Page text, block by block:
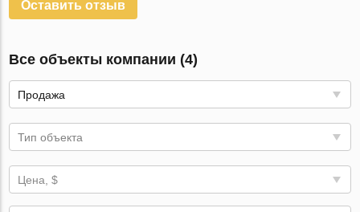
Оставить отзыв
Все объекты компании (4)
Продажа
Тип объекта
Цена, $